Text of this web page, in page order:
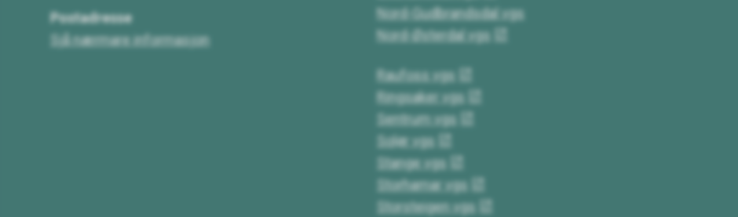
Postadresse
Sjå nærmare informasjon
Nord-Gudbrandsdal vgs
Nord-Østerdal vgs
Raufoss vgs
Ringsaker vgs
Sentrum vgs
Solør vgs
Stange vgs
Storhamar vgs
Storsteigen vgs